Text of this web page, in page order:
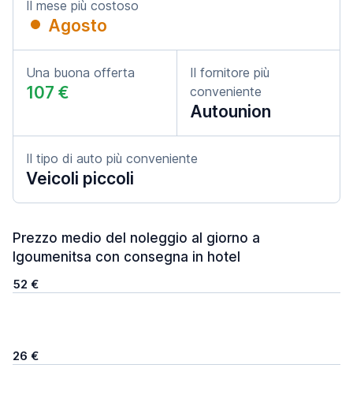
Il mese più costoso
Agosto
Una buona offerta
107 €
Il fornitore più
conveniente
Autounion
Il tipo di auto più conveniente
Veicoli piccoli
Prezzo medio del noleggio al giorno a
Igoumenitsa con consegna in hotel
52 €
26 €